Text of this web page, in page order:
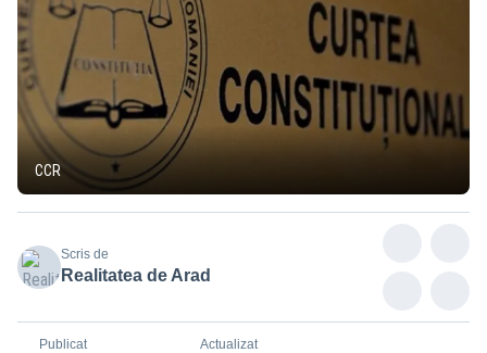
CCR
Scris de
Realitatea de Arad
Publicat Actualizat